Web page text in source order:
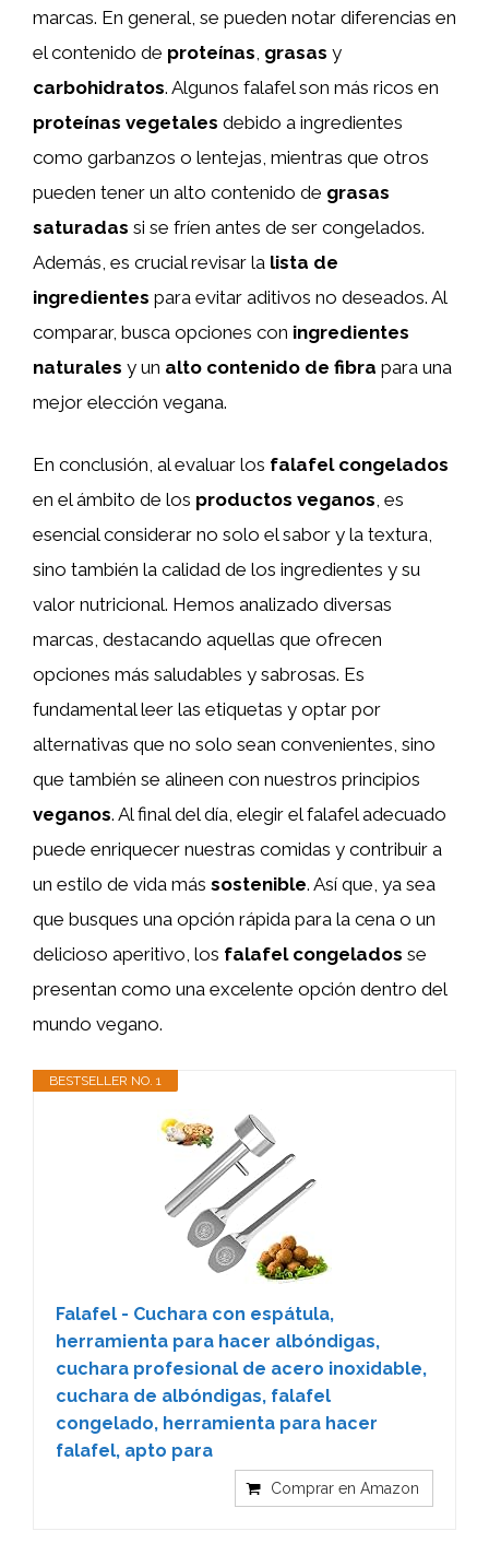
marcas. En general, se pueden notar diferencias en
el contenido de proteínas grasas y
carbohidratos. Algunos falafel son más ricos en
proteínas vegetales debido a ingredientes
como garbanzos o lentejas, mientras que otros
pueden tener un alto contenido de grasas
saturadas si se fríen antes de ser congelados.
Además, es crucial revisar la lista de
ingredientes para evitar aditivos no deseados. Al
comparar, busca opciones con ingredientes
naturales y un alto contenido de fibra para una
mejor elección vegana.
En conclusión, al evaluar los falafel congelados
en el ámbito de los productos veganos, es
esencial considerar no solo el sabor y la textura,
sino también la calidad de los ingredientes y su
valor nutricional. Hemos analizado diversas
marcas, destacando aquellas que ofrecen
opciones más saludables y sabrosas. Es
fundamental leer las etiquetas y optar por
alternativas que no solo sean convenientes, sino
que también se alineen con nuestros principios
veganos. Al final del día, elegir el falafel adecuado
puede enriquecer nuestras comidas y contribuir a
un estilo de vida más sostenible. Así que, ya sea
que busques una opción rápida para la cena o un
delicioso aperitivo, los falafel congelados se
presentan como una excelente opción dentro del
mundo vegano.
BESTSELLER NO. 1
Falafel - Cuchara con espátula,
herramienta para hacer albóndigas,
cuchara profesional de acero inoxidable,
cuchara de albóndigas, falafel
congelado, herramienta para hacer
falafel, apto para
Comprar en Amazon